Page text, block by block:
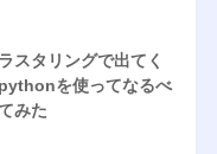
スタリングで出てく
を使ってなるべ
みた